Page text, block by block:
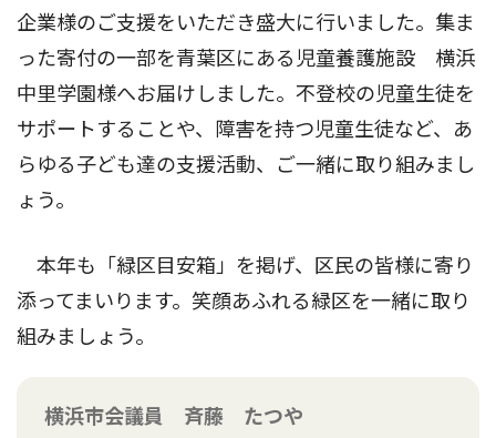
企業様のご支援をいただき盛大に行いました。集ま
った寄付の一部を青葉区にある児童養護施設 横浜
中里学園様へお届けしました。不登校の児童生徒を
サポートすることや、障害を持つ児童生徒など、あ
らゆる子ども達の支援活動、ご一緒に取り組みまし
ょう。
本年も「緑区目安箱」を掲げ、区民の皆様に寄り
添ってまいります。笑顔あふれる緑区を一緒に取り
組みましょう。
横浜市会議員 斉藤 たつや